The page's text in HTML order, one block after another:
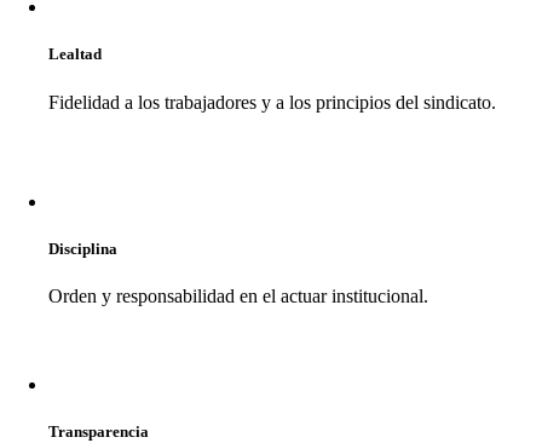
Lealtad
Fidelidad a los trabajadores y a los principios del sindicato.
Disciplina
Orden y responsabilidad en el actuar institucional.
Transparencia